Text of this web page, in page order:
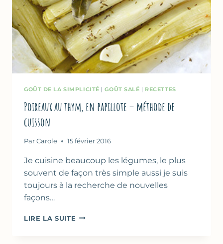
GOÛT DE LA SIMPLICITÉ |GOÛT SALÉ | RECETTES
Poireaux au thym, en papillote – méthode de
cuisson
Par Carole 15 février 2016
Je cuisine beaucoup les légumes, le plus
souvent de façon très simple aussi je suis
toujours à la recherche de nouvelles
façons…
LIRE LA SUITE POIREAUX